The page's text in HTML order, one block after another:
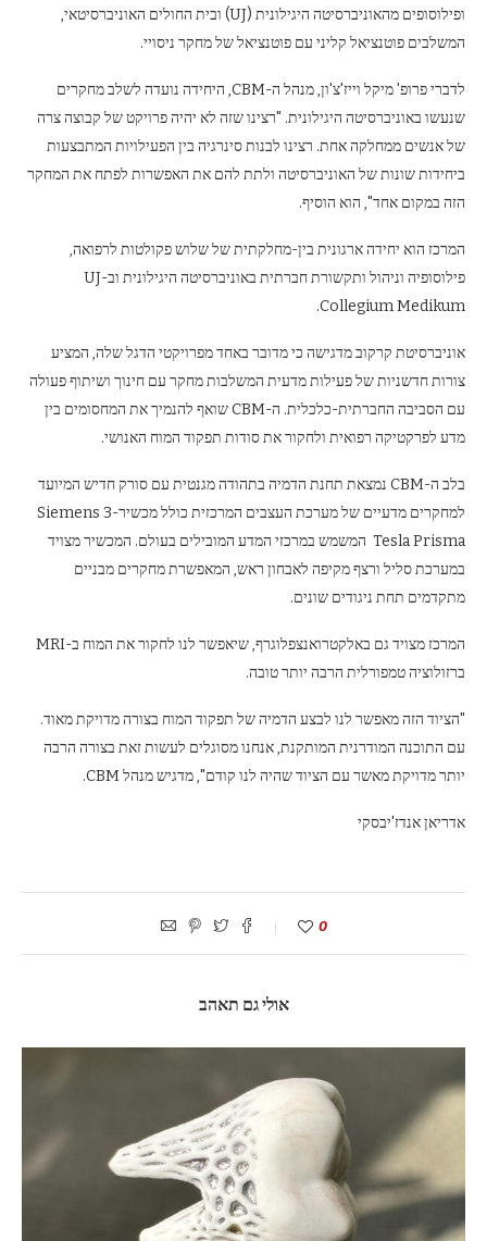
ופילוסופים מהאוניברסיטה היגילונית (UJ) ובית החולים האוניברסיטאי,
המשלבים פוטנציאל קליני עם פוטנציאל של מחקר ניסויי.
לדברי פרופ' מיקל וייז'צ'ון, מנהל ה-CBM, היחידה נועדה לשלב מחקרים
שנעשו באוניברסיטה היגילונית. "רצינו שזה לא יהיה פרויקט של קבוצה צרה
של אנשים ממחלקה אחת. רצינו לבנות סינרגיה בין הפעילויות המתבצעות
ביחידות שונות של האוניברסיטה ולתת להם את האפשרות לפתח את המחקר
הזה במקום אחד", הוא הוסיף.
המרכז הוא יחידה ארגונית בין-מחלקתית של שלוש פקולטות לרפואה,
פילוסופיה וניהול ותקשורת חברתית באוניברסיטה היגילונית וב-UJ
Collegium Medikum.
אוניברסיטת קרקוב מדגישה כי מדובר באחד מפרויקטי הדגל שלה, המציע
צורות חדשניות של פעילות מדעית המשלבות מחקר עם חינוך ושיתוף פעולה
עם הסביבה החברתית-כלכלית. ה-CBM שואף להנמיך את המחסומים בין
מדע לפרקטיקה רפואית ולחקור את סודות תפקוד המוח האנושי.
בלב ה-CBM נמצאת תחנת הדמיה בתהודה מגנטית עם סורק חדיש המיועד
למחקרים מדעיים של מערכת העצבים המרכזית כולל מכשירSiemens 3-
Tesla Prisma המשמש במרכזי המדע המובילים בעולם. המכשיר מצויד
במערכת סליל ורצף מקיפה לאבחון ראש, המאפשרת מחקרים מבניים
מתקדמים תחת ניגודים שונים.
המרכז מצויד גם באלקטרואנצפלוגרף, שיאפשר לנו לחקור את המוח ב-MRI
ברזולוציה טמפורלית הרבה יותר טובה.
"הציוד הזה מאפשר לנו לבצע הדמיה של תפקוד המוח בצורה מדויקת מאוד.
עם התוכנה המודרנית המותקנת, אנחנו מסוגלים לעשות זאת בצורה הרבה
יותר מדויקת מאשר עם הציוד שהיה לנו קודם", מדגיש מנהל CBM.
אדריאן אנדז'יבסקי
0
אולי גם תאהב